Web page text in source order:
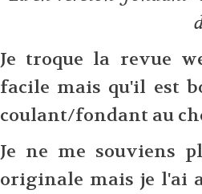
Je troque la revue
facile mais qu'il est
coulant/fondant au
Je ne me souviens
originale mais je l'ai